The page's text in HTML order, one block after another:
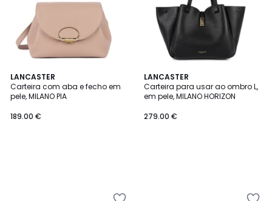
LANCASTER
Carteira com aba e fecho em
pele, MILANO PIA
189.00 €
LANCASTER
Carteira para usar ao ombro L,
em pele, MILANO HORIZON
279.00 €